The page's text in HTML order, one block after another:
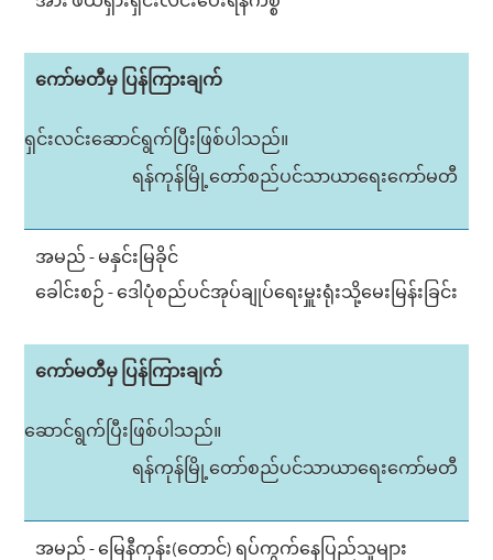
ကော်မတီမှ ပြန်ကြားချက်
ရှင်းလင်းဆောင်ရွက်ပြီးဖြစ်ပါသည်။
ရန်ကုန်မြို့တော်စည်ပင်သာယာရေးကော်မတီ
အမည် - မနှင်းမြခိုင်
ခေါင်းစဉ် - ဒေါပုံစည်ပင်အုပ်ချုပ်ရေးမှူးရုံးသို့မေးမြန်းခြင်း
ကော်မတီမှ ပြန်ကြားချက်
ဆောင်ရွက်ပြီးဖြစ်ပါသည်။
ရန်ကုန်မြို့တော်စည်ပင်သာယာရေးကော်မတီ
အမည် - မြေနီကုန်း(တောင်) ရပ်ကွက်နေပြည်သူများ